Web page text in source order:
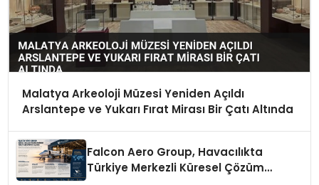
Malatya Arkeoloji Müzesi Yeniden Açıldı
Arslantepe ve Yukarı Fırat Mirası Bir Çatı Altında
Falcon Aero Group, Havacılıkta
Türkiye Merkezli Küresel Çözüm